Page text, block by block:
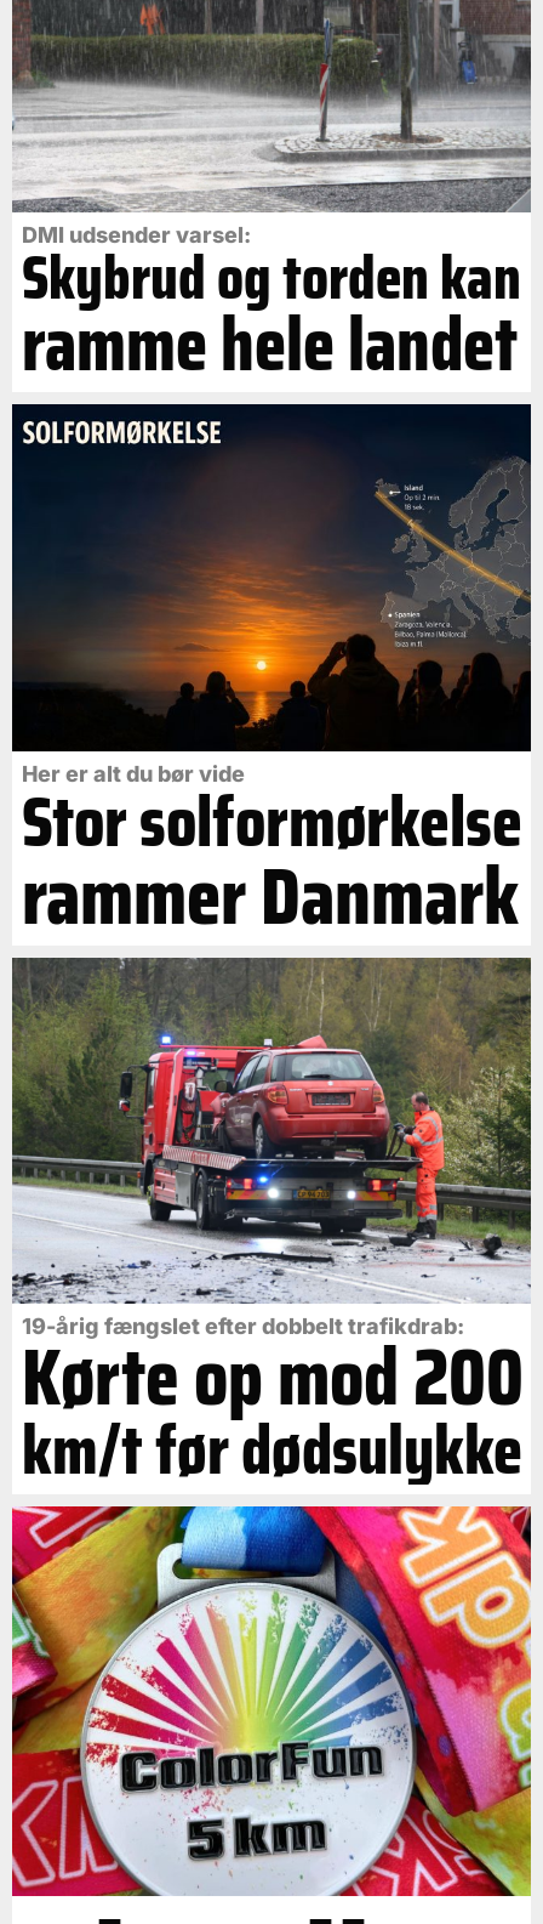
DMI udsender varsel:
Skybrud og torden kan
ramme hele landet
Her er alt du bør vide
Stor solformørkelse
rammer Danmark
19-årig fængslet efter dobbelt trafikdrab:
Kørte op mod 200
km/t før dødsulykke